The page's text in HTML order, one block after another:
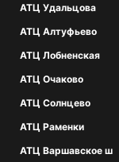
АТЦ Удальцова
АТЦ Алтуфьево
АТЦ Лобненская
АТЦ Очаково
АТЦ Солнцево
АТЦ Раменки
АТЦ Варшавское ш